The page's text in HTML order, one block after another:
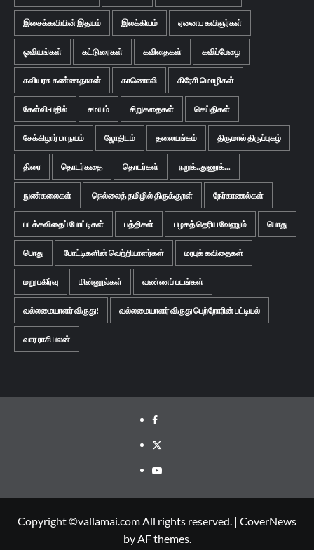
இசைக்கவியின் இதயம் இலக்கியம் ஏனைய கவிஞர்கள்
ஓவியங்கள் கட்டுரைகள் கவிதைகள் கவிப்பேழை
கவியரசு கண்ணதாசன் காணொலி கிரேசி மொழிகள்
கேள்வி-பதில் சமயம் சிறுகதைகள் செய்திகள்
சேக்கிழார் பா நயம் ஜோதிடம் தலையங்கம் திருமால் திருப்புகழ்
திரை தொடர்கதை தொடர்கள் நறுக்..துணுக்...
நுண்கலைகள் நெல்லைத் தமிழில் திருக்குறள் நேர்காணல்கள்
படக்கவிதைப் போட்டிகள் பத்திகள் பழகத் தெரிய வேணும் பொது
பொது போட்டிகளின் வெற்றியாளர்கள் மரபுக் கவிதைகள்
மறு பகிர்வு மின்னூல்கள் வண்ணப் படங்கள்
வல்லமையாளர் விருது! வல்லமையாளர் விருது பெற்றோரின் பட்டியல்
வார ராசி பலன்
Facebook
Twitter
Youtube
Copyright ©vallamai.com All rights reserved. | CoverNews
by AF themes.